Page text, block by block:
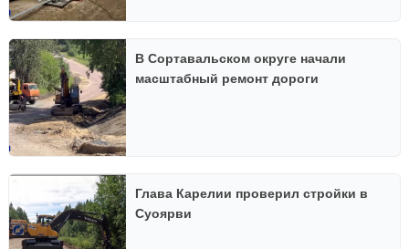
В Сортавальском округе начали
масштабный ремонт дороги
Глава Карелии проверил стройки в
Суоярви